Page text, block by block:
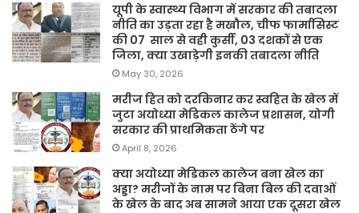
यूपी के स्वास्थ्य विभाग में सरकार की तबादला
नीति का उड़ता रहा है मखौल, चीफ फार्मासिस्ट
की 07 साल से वही कुर्सी, 03 दशकों से एक
जिला, क्या उखाड़ेगी इनकी तबादला नीति
May 30, 2026
मरीज हित को दरकिनार कर स्वहित के खेल में
जुटा अयोध्या मेडिकल कालेज प्रशासन, योगी
सरकार की प्राथमिकता ठेंगे पर
April 8, 2026
क्या अयोध्या मेडिकल कालेज बना खेल का
अड्डा? मरीजों के नाम पर बिना बिल की दवाओं
के खेल के बाद अब सामने आया एक दूसरा खेल